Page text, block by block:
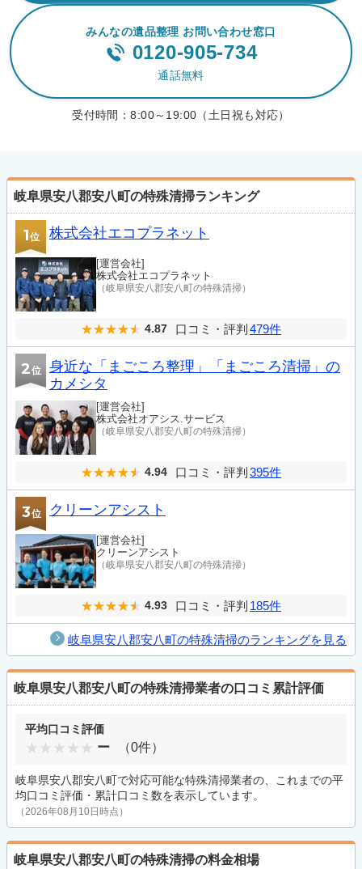
みんなの遺品整理 お問い合わせ窓口
0120-905-734
通話無料
受付時間：8:00～19:00（土日祝も対応）
岐阜県安八郡安八町の特殊清掃ランキング
1位 株式会社エコプラネット
[運営会社]
株式会社エコプラネット
（岐阜県安八郡安八町の特殊清掃）
4.87 口コミ・評判 479件
2位
身近な「まごころ整理」「まごころ清掃」の
カメシタ
[運営会社]
株式会社オアシス.サービス
（岐阜県安八郡安八町の特殊清掃）
4.94 口コミ・評判 395件
3位 クリーンアシスト
[運営会社]
クリーンアシスト
（岐阜県安八郡安八町の特殊清掃）
4.93 口コミ・評判 185件
岐阜県安八郡安八町の特殊清掃のランキングを見る
岐阜県安八郡安八町の特殊清掃業者の口コミ累計評価
平均口コミ評価
ー （0件）
岐阜県安八郡安八町で対応可能な特殊清掃業者の、これまでの平
均口コミ評価・累計口コミ数を表示しています。
（2026年08月10日時点）
岐阜県安八郡安八町の特殊清掃の料金相場